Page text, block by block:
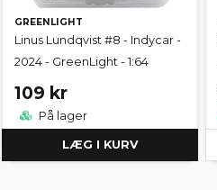
GREENLIGHT
Linus Lundqvist #8 - Indycar -
2024 - GreenLight - 1:64
109 kr
På lager
LÆG I KURV